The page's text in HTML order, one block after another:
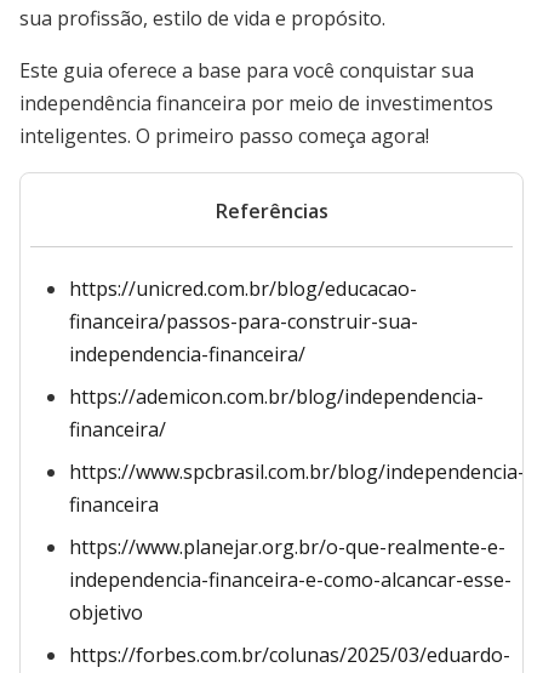
sua profissão, estilo de vida e propósito.
Este guia oferece a base para você conquistar sua
independência financeira por meio de investimentos
inteligentes. O primeiro passo começa agora!
Referências
https://unicred.com.br/blog/educacao-
financeira/passos-para-construir-sua-
independencia-financeira/
https://ademicon.com.br/blog/independencia-
financeira/
https://www.spcbrasil.com.br/blog/independencia-
financeira
https://www.planejar.org.br/o-que-realmente-e-
independencia-financeira-e-como-alcancar-esse-
objetivo
https://forbes.com.br/colunas/2025/03/eduardo-